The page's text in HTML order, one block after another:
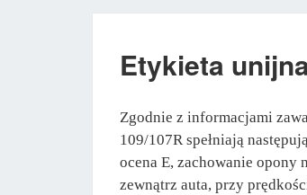
Etykieta
Zgodnie z informacjami
109/107R spełniają
ocena E, zachowanie opony
zewnątrz auta, przy